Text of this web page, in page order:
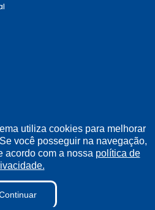
utiliza cookies para melhorar
você posseguir na navegação,
acordo com a nossa política de